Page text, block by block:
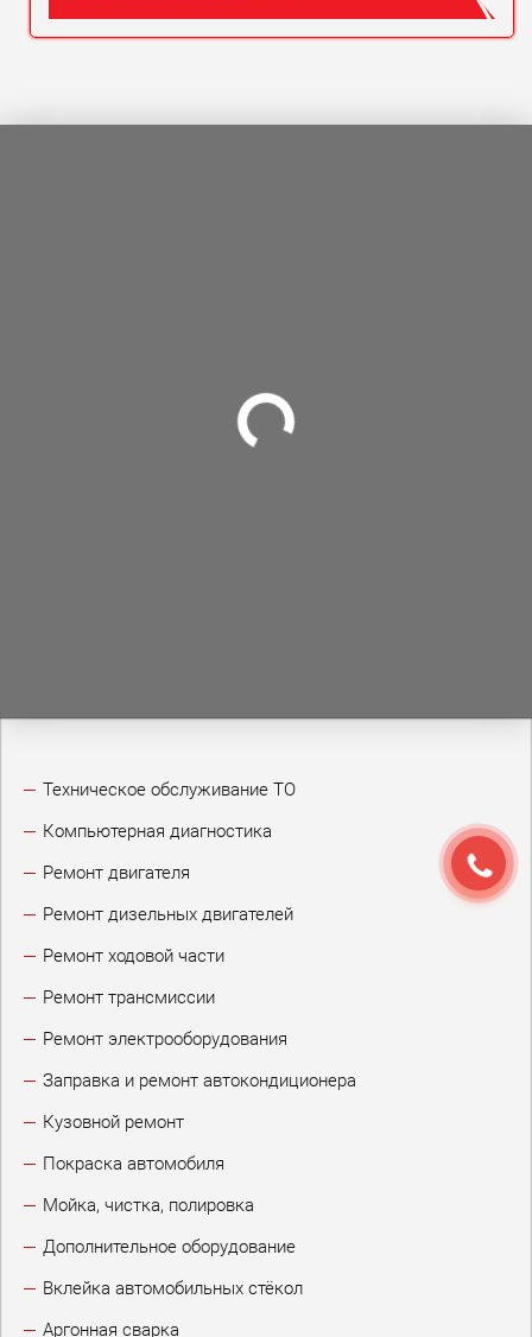
Техническое обслуживание ТО
Компьютерная диагностика
Ремонт двигателя
Ремонт дизельных двигателей
Ремонт ходовой части
Ремонт трансмиссии
Ремонт электрооборудования
Заправка и ремонт автокондиционера
Кузовной ремонт
Покраска автомобиля
Мойка, чистка, полировка
Дополнительное оборудование
Вклейка автомобильных стёкол
Аргонная сварка